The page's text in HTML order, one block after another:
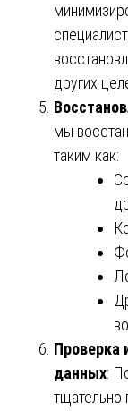
других
мы
таким как:
Проверка
данных:
тщательно